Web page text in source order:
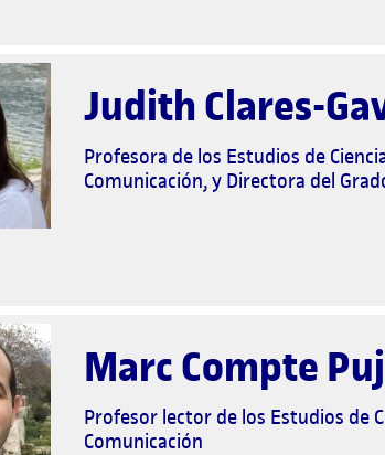
Judith Clares-
Profesora de los Estudios de
Comunicación, y Directora del
Marc Compte
Profesor lector de los Estudios de
Comunicación